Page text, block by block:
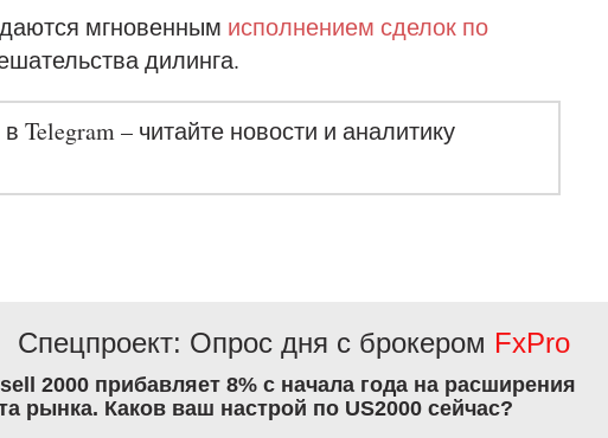
мгновенным исполнением сделок по
дилинга.
в Telegram – читайте новости и аналитику
Спецпроект: Опрос дня с брокером FxPro
2000 прибавляет 8% с начала года на расширения
рынка. Каков ваш настрой по US2000 сейчас?